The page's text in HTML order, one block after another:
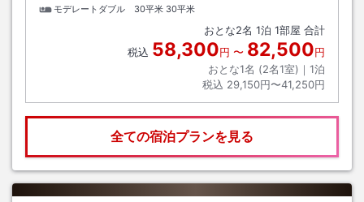
モデレートダブル 30平米 30平米
おとな2名 1泊 1部屋 合計
税込 58,300円 〜 82,500円
おとな1名 (2名1室)｜ 1泊
税込 29,150円〜41,250円
全ての宿泊プランを見る